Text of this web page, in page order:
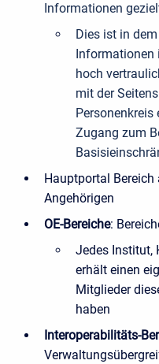
Informationen
Dies ist in
Informationen
hoch
mit der
Personenkreis
Zugang zum
Hauptportal
Angehörigen
OE-Bereiche:
Jedes Institut,
erhält einen
Mitglieder
haben
Interoperabilitäts-